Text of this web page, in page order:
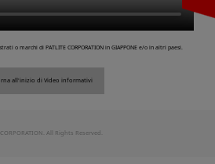
o marchi di PATLITE CORPORATION in GIAPPONE e/o in altri paesi.
all'inizio di Video informativi
CORPORATION. All Rights Reserved.